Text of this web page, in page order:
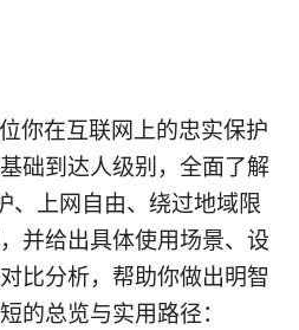
你在互联网上的忠实保护
础到达人级别，全面了解
、上网自由、绕过地域限
并给出具体使用场景、设
比分析，帮助你做出明智
的总览与实用路径：